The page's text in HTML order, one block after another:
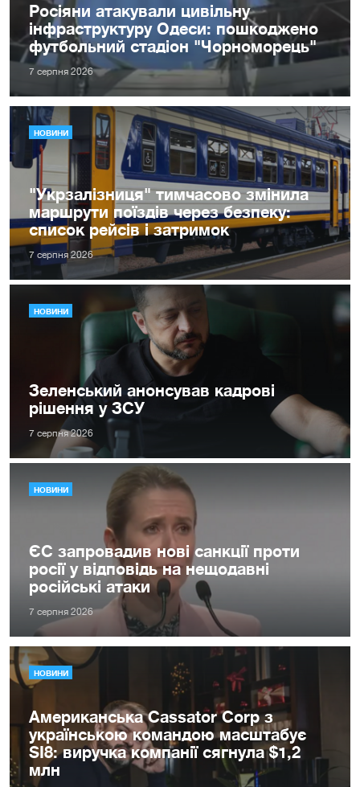
Росіяни атакували цивільну
інфраструктуру Одеси: пошкоджено
футбольний стадіон "Чорноморець"
7 серпня 2026
НОВИНИ
"Укрзалізниця" тимчасово змінила
маршрути поїздів через безпеку:
список рейсів і затримок
7 серпня 2026
НОВИНИ
Зеленський анонсував кадрові
рішення у ЗСУ
7 серпня 2026
НОВИНИ
ЄС запровадив нові санкції проти
росії у відповідь на нещодавні
російські атаки
7 серпня 2026
НОВИНИ
Американська Cassator Corp з
українською командою масштабує
SI8: виручка компанії сягнула $1,2
млн